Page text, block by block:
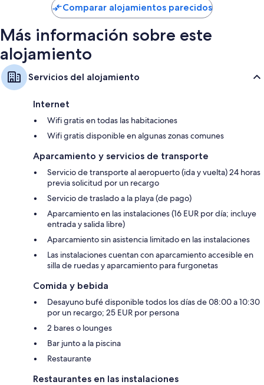
Balcones o patios amueblados, calefacción y servicio de limpieza
de
172 €
Comparar alojamientos parecidos
Más información sobre este
alojamiento
Servicios del alojamiento
Internet
Wifi gratis en todas las habitaciones
Wifi gratis disponible en algunas zonas comunes
Aparcamiento y servicios de transporte
Servicio de transporte al aeropuerto (ida y vuelta) 24 horas
previa solicitud por un recargo
Servicio de traslado a la playa (de pago)
Aparcamiento en las instalaciones (16 EUR por día; incluye
entrada y salida libre)
Aparcamiento sin asistencia limitado en las instalaciones
Las instalaciones cuentan con aparcamiento accesible en
silla de ruedas y aparcamiento para furgonetas
Comida y bebida
Desayuno bufé disponible todos los días de 08:00 a 10:30
por un recargo; 25 EUR por persona
2 bares o lounges
Bar junto a la piscina
Restaurante
Restaurantes en las instalaciones